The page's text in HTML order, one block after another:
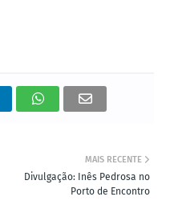
MAIS RECENTE
Divulgação: Inês Pedrosa no
Porto de Encontro